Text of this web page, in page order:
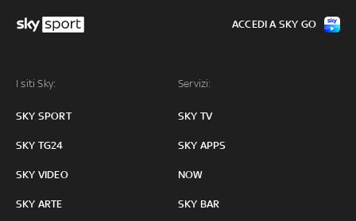
I siti Sky:
SKY SPORT
SKY TG24
SKY VIDEO
SKY ARTE
Servizi:
SKY TV
SKY APPS
NOW
SKY BAR
ACCEDI A SKY GO